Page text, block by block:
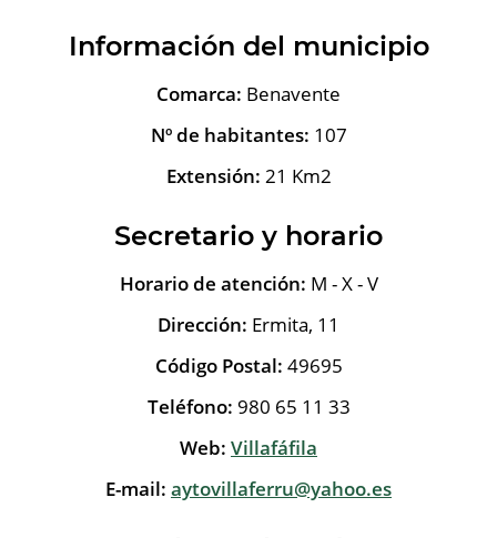
Información del municipio
Comarca: Benavente
Nº de habitantes: 107
Extensión: 21 Km2
Secretario y horario
Horario de atención: M - X - V
Dirección: Ermita, 11
Código Postal: 49695
Teléfono: 980 65 11 33
Web: Villafáfila
E-mail: aytovillaferru@yahoo.es